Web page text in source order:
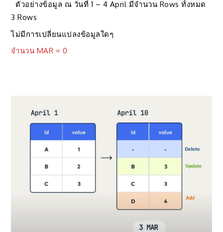
ตัวอย่างข้อมูล ณ วันที่ 1 – 4 April มีจำนวน Rows ทั้งหมด
3 Rows
ไม่มีการเปลี่ยนแปลงข้อมูลใดๆ
จำนวน MAR = 0